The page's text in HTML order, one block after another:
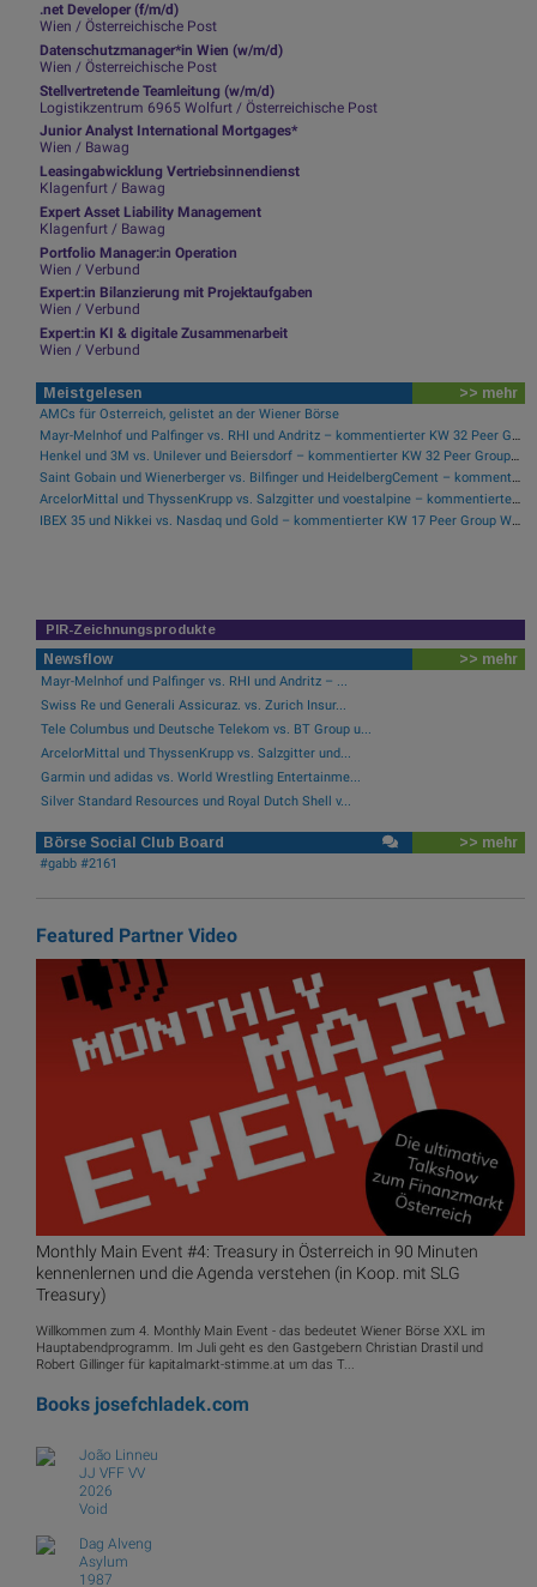
.net Developer (f/m/d)
Wien / Österreichische Post
Datenschutzmanager*in Wien (w/m/d)
Wien / Österreichische Post
Stellvertretende Teamleitung (w/m/d)
Logistikzentrum 6965 Wolfurt / Österreichische Post
Junior Analyst International Mortgages*
Wien / Bawag
Leasingabwicklung Vertriebsinnendienst
Klagenfurt / Bawag
Expert Asset Liability Management
Klagenfurt / Bawag
Portfolio Manager:in Operation
Wien / Verbund
Expert:in Bilanzierung mit Projektaufgaben
Wien / Verbund
Expert:in KI & digitale Zusammenarbeit
Wien / Verbund
Meistgelesen >> mehr
AMCs für Österreich, gelistet an der Wiener Börse
Henkel und 3M vs. Unilever und Beiersdorf – kommentierter KW 32 Peer Group Watch Konsumgüter
Saint Gobain und Wienerberger vs. Bilfinger und HeidelbergCement – kommentierter KW 32 Peer Group Watch Bau & Baustoffe
ArcelorMittal und ThyssenKrupp vs. Salzgitter und voestalpine – kommentierter KW 32 Peer Group Watch Stahl
IBEX 35 und Nikkei vs. Nasdaq und Gold – kommentierter KW 17 Peer Group Watch Indizes und Rohstoffe
PIR-Zeichnungsprodukte
Newsflow >> mehr
Mayr-Melnhof und Palfinger vs. RHI und Andritz – ...
Swiss Re und Generali Assicuraz. vs. Zurich Insur...
Tele Columbus und Deutsche Telekom vs. BT Group u...
ArcelorMittal und ThyssenKrupp vs. Salzgitter und...
Garmin und adidas vs. World Wrestling Entertainme...
Silver Standard Resources und Royal Dutch Shell v...
Börse Social Club Board >> mehr
#gabb #2161
Featured Partner Video
Monthly Main Event #4: Treasury in Österreich in 90 Minuten
kennenlernen und die Agenda verstehen (in Koop. mit SLG
Treasury)
Willkommen zum 4. Monthly Main Event - das bedeutet Wiener Börse XXL im
Hauptabendprogramm. Im Juli geht es den Gastgebern Christian Drastil und
Robert Gillinger für kapitalmarkt-stimme.at um das T...
Books josefchladek.com
João Linneu
JJ VFF VV
2026
Void
Dag Alveng
Asylum
1987